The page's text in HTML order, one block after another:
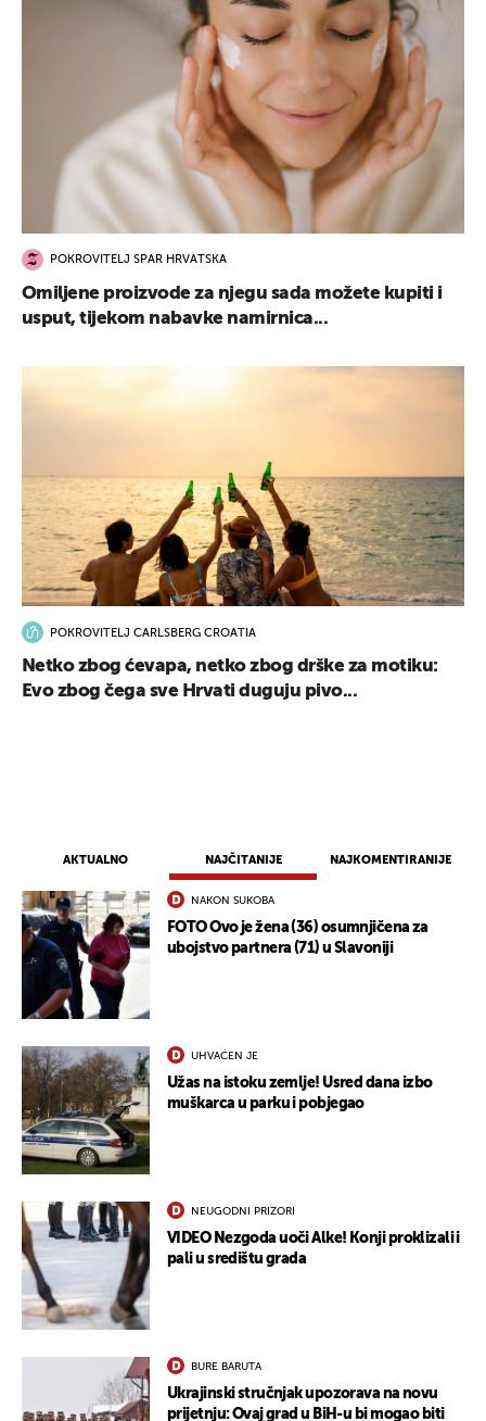
AKTUALNO NAJČITANIJE NAJKOMENTIRANIJE
NAKON SUKOBA
FOTO Ovo je žena (36) osumnjičena za
ubojstvo partnera (71) u Slavoniji
UHVAĆEN JE
Užas na istoku zemlje! Usred dana izbo
muškarca u parku i pobjegao
NEUGODNI PRIZORI
VIDEO Nezgoda uoči Alke! Konji proklizali i
pali u središtu grada
BURE BARUTA
Ukrajinski stručnjak upozorava na novu
prijetnju: Ovaj grad u BiH-u bi mogao biti
POKROVITELJ SPAR HRVATSKA
Omiljene proizvode za njegu sada možete kupiti i
usput, tijekom nabavke namirnica...
POKROVITELJ CARLSBERG CROATIA
Netko zbog ćevapa, netko zbog drške za motiku:
Evo zbog čega sve Hrvati duguju pivo...
UKLJUČITE NOTIFIKACIJE